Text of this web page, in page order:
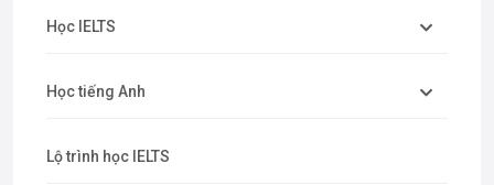
Học IELTS
Học tiếng Anh
Lộ trình học IELTS